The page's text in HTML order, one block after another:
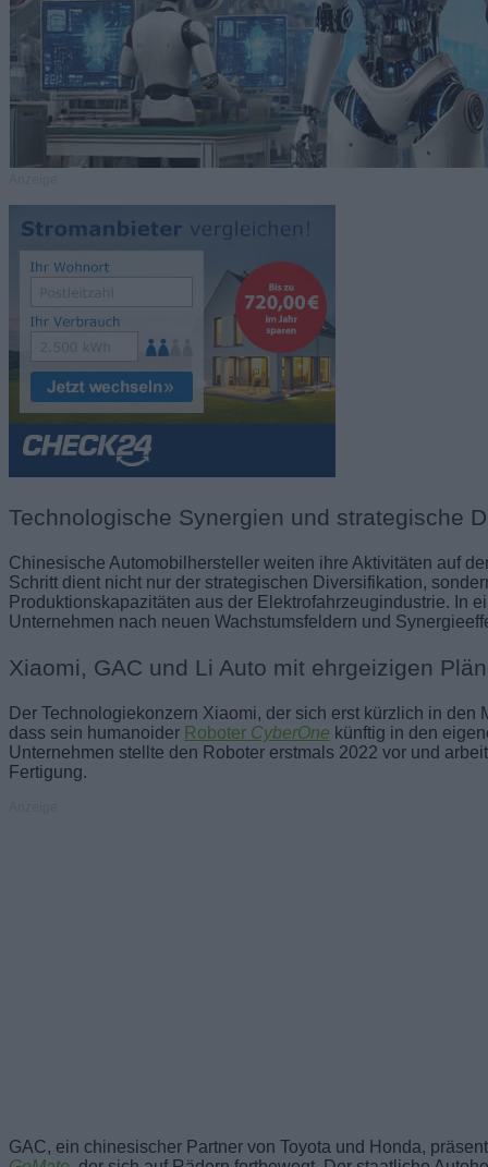
Technologische Synergien und strategische
Chinesische Automobilhersteller weiten ihre Aktivitäten auf
Schritt dient nicht nur der strategischen Diversifikation,
Produktionskapazitäten aus der Elektrofahrzeugindustrie. In
Unternehmen nach neuen Wachstumsfeldern und
Xiaomi, GAC und Li Auto mit ehrgeizigen
Der Technologiekonzern Xiaomi, der sich erst kürzlich in den
dass sein humanoider Roboter CyberOne künftig in den
Unternehmen stellte den Roboter erstmals 2022 vor und
Fertigung.
GAC, ein chinesischer Partner von Toyota und Honda,